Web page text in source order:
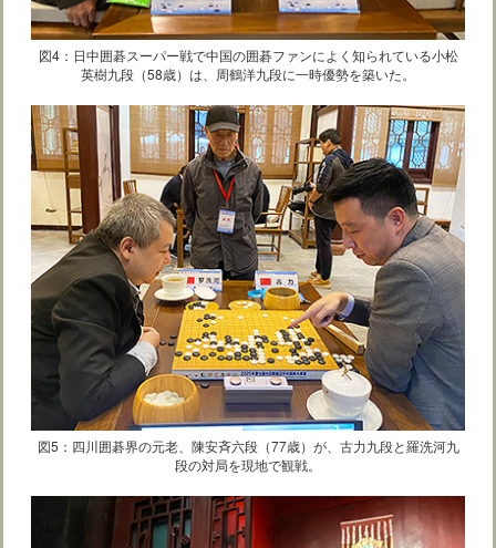
図4：日中囲碁スーパー戦で中国の囲碁ファンによく知られている小松
英樹九段（58歳）は、周鶴洋九段に一時優勢を築いた。
図5：四川囲碁界の元老、陳安斉六段（77歳）が、古力九段と羅洗河九
段の対局を現地で観戦。